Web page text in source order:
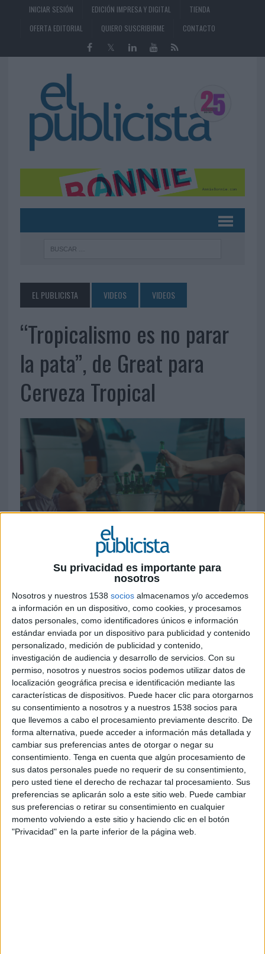
Su privacidad es importante para
nosotros
Nosotros y nuestros 1538 socios almacenamos y/o accedemos
a información en un dispositivo, como cookies, y procesamos
datos personales, como identificadores únicos e información
estándar enviada por un dispositivo para publicidad y contenido
personalizado, medición de publicidad y contenido,
investigación de audiencia y desarrollo de servicios. Con su
permiso, nosotros y nuestros socios podemos utilizar datos de
localización geográfica precisa e identificación mediante las
características de dispositivos. Puede hacer clic para otorgarnos
su consentimiento a nosotros y a nuestros 1538 socios para
que llevemos a cabo el procesamiento previamente descrito. De
forma alternativa, puede acceder a información más detallada y
cambiar sus preferencias antes de otorgar o negar su
consentimiento. Tenga en cuenta que algún procesamiento de
sus datos personales puede no requerir de su consentimiento,
pero usted tiene el derecho de rechazar tal procesamiento. Sus
preferencias se aplicarán solo a este sitio web. Puede cambiar
sus preferencias o retirar su consentimiento en cualquier
momento volviendo a este sitio y haciendo clic en el botón
"Privacidad" en la parte inferior de la página web.
INICIAR SESIÓN EDICIÓN IMPRESA Y DIGITAL
TIENDA
OFERTA EDITORIAL
QUIERO SUSCRIBIRME CONTACTO
EL PUBLICISTA VIDEOS VIDEOS
“Tropicalismo es no parar
la pata”, de Great para
Cerveza Tropical
Ficha técnica “Tropicalismo es no parar la
Anuanciante: Cerveza Tropical
Marca: Tropical
Producto: Cerveza
Contacto del anunciante: Helen Rytkönen
Agencia: Great
Directores creativos: Diego García, Silvia
Giménez
Redactora: Silvia Giménez
Directores de arte: Dunia Jorge, Davide Pistilli
Supervisor de producción: Oliver González